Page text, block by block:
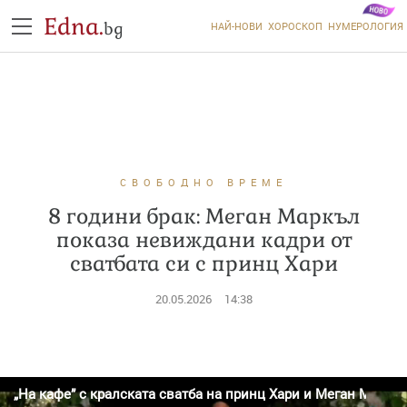
Edna.bg НАЙ-НОВИ ХОРОСКОП НУМЕРОЛОГИЯ
СВОБОДНО ВРЕМЕ
8 години брак: Меган Маркъл
показа невиждани кадри от
сватбата си с принц Хари
20.05.2026 14:38